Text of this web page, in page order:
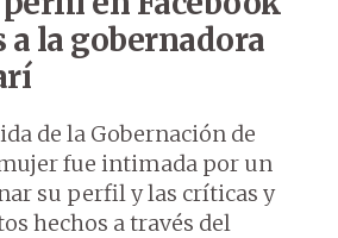
la gobernadora
de la Gobernación de
fue intimada por un
su perfil y las críticas y
hechos a través del